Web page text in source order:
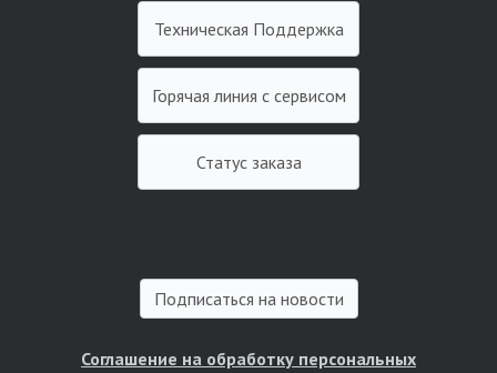
Техническая Поддержка
Горячая линия с сервисом
Статус заказа
Подписаться на новости
Соглашение на обработку персональных